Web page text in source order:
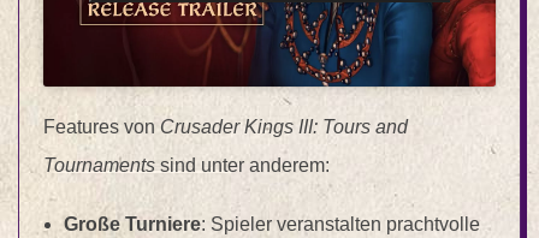
Features von Crusader Kings III: Tours and
Tournaments sind unter anderem:
Große Turniere: Spieler veranstalten prachtvolle